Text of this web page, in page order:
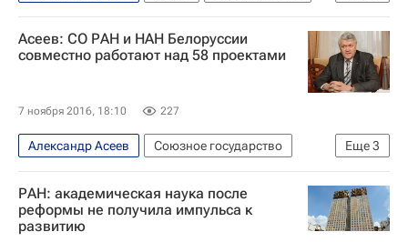
Иркутск
Томск
Новосибирск
Бурятский научный центр СО РАН
Институт ядерной физики СО РАН
Асеев: СО РАН и НАН Белоруссии
совместно работают над 58 проектами
7 ноября 2016, 18:10 227
Еще3
Александр Асеев
Союзное государство
Белоруссия
Союзное государство Россия
РАН: академическая наука после
реформы не получила импульса к
развитию